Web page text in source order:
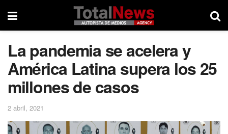
La pandemia se acelera y
América Latina supera los 25
millones de casos
2 abril, 2021